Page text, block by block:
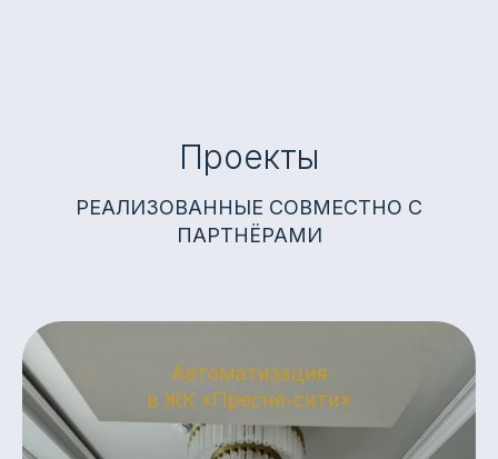
Проекты
РЕАЛИЗОВАННЫЕ СОВМЕСТНО С
ПАРТНЁРАМИ
Автоматизация
в ЖК «Пресня-сити»